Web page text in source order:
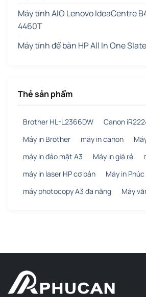
Máy tính AIO Lenovo IdeaCentre
4460T
Máy tính để bàn HP All In One
Thẻ sản phẩm
Brother HL-L2366DW
Canon
Máy in Brother
máy in canon
máy in đảo mặt A3
Máy in giá rẻ
máy in laser HP cơ bản
Máy in Phúc
máy photocopy A3 đa năng
Máy